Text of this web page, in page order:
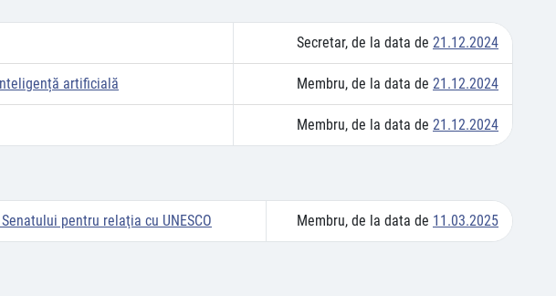
Secretar, de la data de 21.12.2024
artificială Membru, de la data de 21.12.2024
Membru, de la data de 21.12.2024
pentru relaţia cu UNESCO Membru, de la data de 11.03.2025